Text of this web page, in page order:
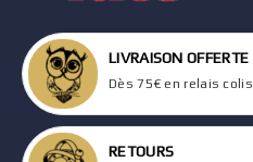
LIVRAISON OFFERTE
Dès 75€ en relais colis
RETOURS